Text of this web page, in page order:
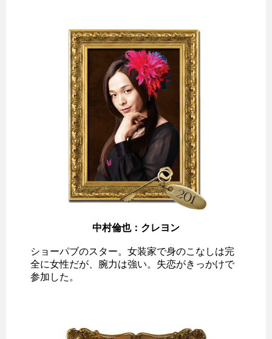
中村倫也：クレヨン
ショーパブのスター。女装家で身のこなしは完
全に女性だが、腕力は強い。失恋がきっかけで
参加した。